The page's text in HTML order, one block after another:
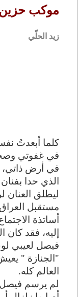
موكب
زيد الحلّي
كلما أبعدتُ
في غفوتي
في أرض ذاتي،
الذي حدا
ليطلق
مستقبل
أساتذة
إليه، فقد كان
فيصل لعيبي
"الجنازة "
العالم كله.
لم يرسم